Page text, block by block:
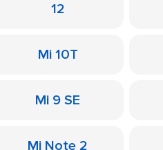
12
Mi 10T
Mi 9 SE
Mi Note 2